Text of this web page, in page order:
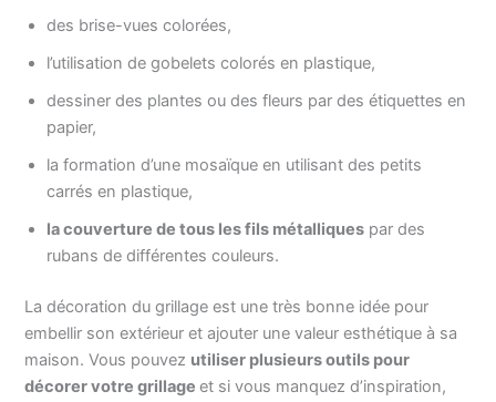
des brise-vues colorées,
l’utilisation de gobelets colorés en plastique,
dessiner des plantes ou des fleurs par des étiquettes en
papier,
la formation d’une mosaïque en utilisant des petits
carrés en plastique,
la couverture de tous les fils métalliques par des
rubans de différentes couleurs.
La décoration du grillage est une très bonne idée pour
embellir son extérieur et ajouter une valeur esthétique à sa
maison. Vous pouvez utiliser plusieurs outils pour
décorer votre grillageet si vous manquez d’inspiration,